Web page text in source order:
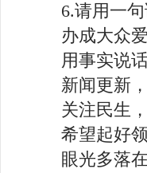
6.请用一句
办成大众爱
用事实说话
新闻更新，
关注民生，
希望起好领
眼光多落在